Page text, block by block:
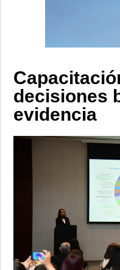
decisiones
evidencia